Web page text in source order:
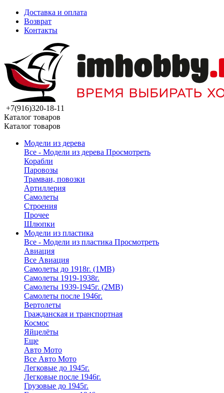
Доставка и оплата
Возврат
Контакты
+7(916)320-18-11
Каталог товаров
Каталог товаров
Модели из дерева
Все - Модели из дерева Просмотреть
Корабли
Паровозы
Трамваи, повозки
Артиллерия
Самолеты
Строения
Прочее
Шлюпки
Модели из пластика
Все - Модели из пластика Просмотреть
Авиация
Все Авиация
Самолеты до 1918г. (1МВ)
Самолеты 1919-1938г.
Самолеты 1939-1945г. (2МВ)
Самолеты после 1946г.
Вертолеты
Гражданская и транспортная
Космос
Яйцелёты
Еще
Авто Мото
Все Авто Мото
Легковые до 1945г.
Легковые после 1946г.
Грузовые до 1945г.